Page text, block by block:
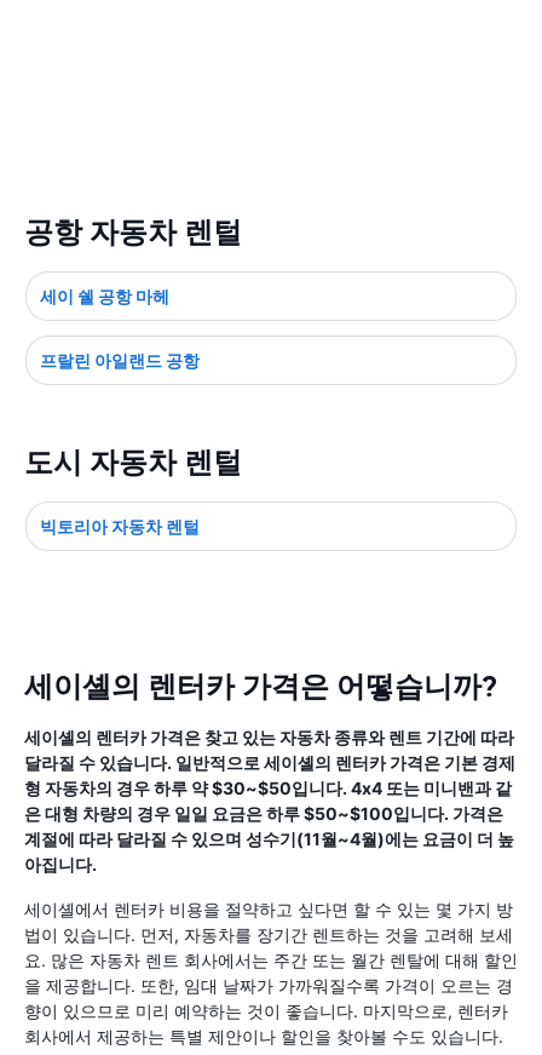
공항 자동차 렌털
세이 쉘 공항 마헤
프랄린 아일랜드 공항
도시 자동차 렌털
빅토리아 자동차 렌털
세이셸의 렌터카 가격은 어떻습니까?
세이셸의 렌터카 가격은 찾고 있는 자동차 종류와 렌트 기간에 따라
달라질 수 있습니다. 일반적으로 세이셸의 렌터카 가격은 기본 경제
형 자동차의 경우 하루 약 $30~$50입니다. 4x4 또는 미니밴과 같
은 대형 차량의 경우 일일 요금은 하루 $50~$100입니다. 가격은
계절에 따라 달라질 수 있으며 성수기(11월~4월)에는 요금이 더 높
아집니다.
세이셸에서 렌터카 비용을 절약하고 싶다면 할 수 있는 몇 가지 방
법이 있습니다. 먼저, 자동차를 장기간 렌트하는 것을 고려해 보세
요. 많은 자동차 렌트 회사에서는 주간 또는 월간 렌탈에 대해 할인
을 제공합니다. 또한, 임대 날짜가 가까워질수록 가격이 오르는 경
향이 있으므로 미리 예약하는 것이 좋습니다. 마지막으로, 렌터카
회사에서 제공하는 특별 제안이나 할인을 찾아볼 수도 있습니다.